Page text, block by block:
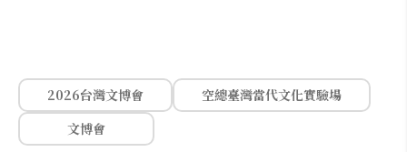
2026台灣文博會
空總臺灣當代文化實驗場
文博會